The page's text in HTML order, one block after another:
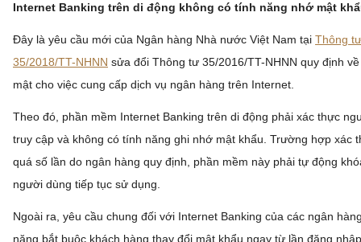
Internet Banking trên di động không có tính năng nhớ mật
Đây là yêu cầu mới của Ngân hàng Nhà nước Việt Nam tại Thông
35/2018/TT-NHNN sửa đổi Thông tư 35/2016/TT-NHNN quy định
mật cho việc cung cấp dịch vụ ngân hàng trên Internet.
Theo đó, phần mềm Internet Banking trên di động phải xác thực
truy cập và không có tính năng ghi nhớ mật khẩu. Trường hợp xác
quá số lần do ngân hàng quy định, phần mềm này phải tự động
người dùng tiếp tục sử dụng.
Ngoài ra, yêu cầu chung đối với Internet Banking của các ngân
năng bắt buộc khách hàng thay đổi mật khẩu ngay từ lần đăng